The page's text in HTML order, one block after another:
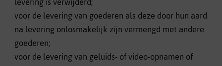
voor de levering van goederen als deze door hun aard
na levering onlosmakelijk zijn vermengd met andere
goederen;
voor de levering van geluids- of video-opnamen of